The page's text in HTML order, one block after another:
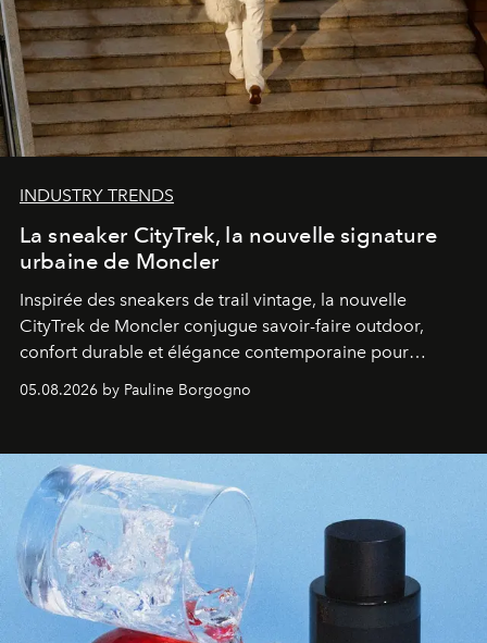
INDUSTRY TRENDS
La sneaker CityTrek, la nouvelle signature
urbaine de Moncler
Inspirée des sneakers de trail vintage, la nouvelle
CityTrek de Moncler conjugue savoir-faire outdoor,
confort durable et élégance contemporaine pour
accompagner les explorations du quotidien.
05.08.2026 by Pauline Borgogno